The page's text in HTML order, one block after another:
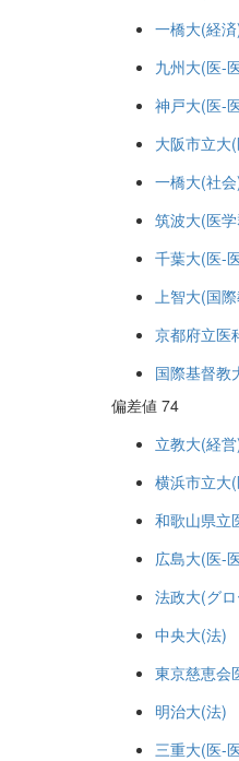
一橋大(経
九州大(医-
神戸大(医-
大阪市立大
一橋大(社
筑波大(医
千葉大(医-
上智大(国
京都府立医
国際基督教
偏差値 74
立教大(経
横浜市立大
和歌山県立
広島大(医-
法政大(グ
中央大(法)
東京慈恵会
明治大(法)
三重大(医-